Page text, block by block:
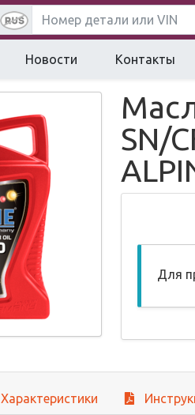
Новости Контакты
SN/
Для
Характеристики